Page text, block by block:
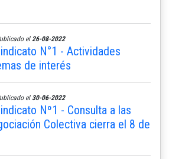
el 26-08-2022
N°1 - Actividades
de interés
el 30-06-2022
Nº1 - Consulta a las
Colectiva cierra el 8 de